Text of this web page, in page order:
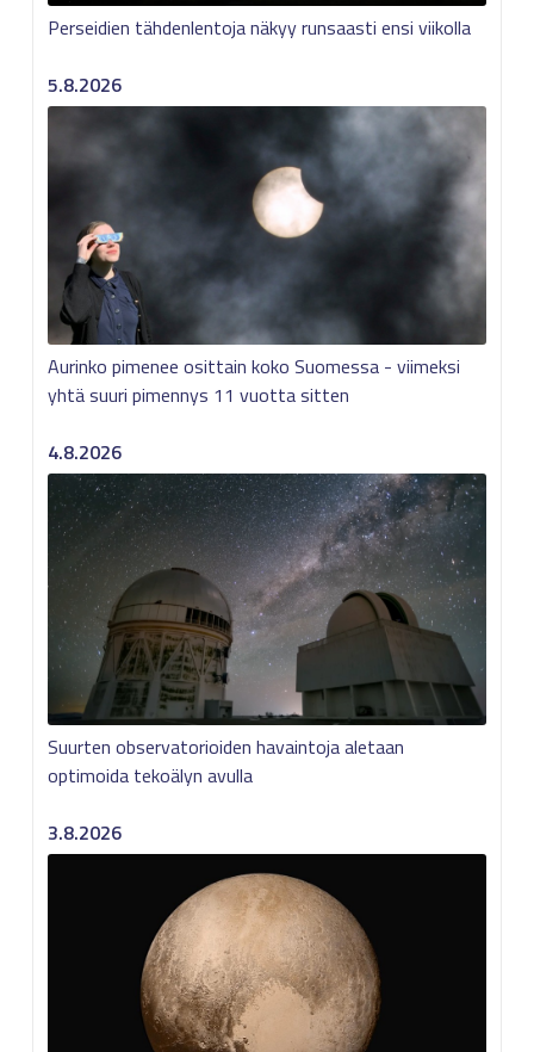
Perseidien tähdenlentoja näkyy runsaasti ensi viikolla
5.8.2026
Aurinko pimenee osittain koko Suomessa - viimeksi
yhtä suuri pimennys 11 vuotta sitten
4.8.2026
Suurten observatorioiden havaintoja aletaan
optimoida tekoälyn avulla
3.8.2026